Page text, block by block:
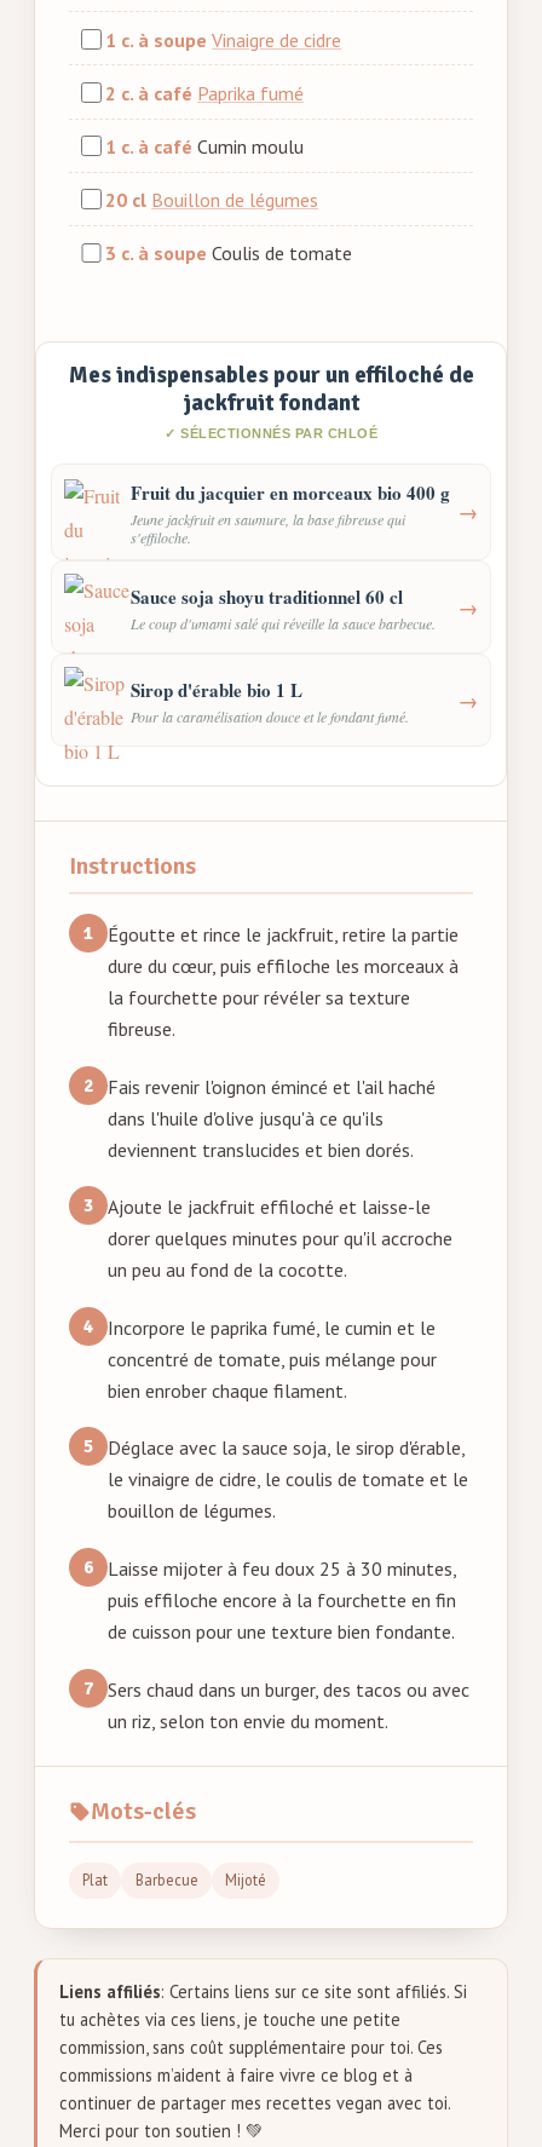
1 c. à soupe Vinaigre de cidre
2 c. à café Paprika fumé
1 c. à café Cumin moulu
20 cl Bouillon de légumes
3 c. à soupe Coulis de tomate
Mes indispensables pour un effiloché de
jackfruit fondant
✓ SÉLECTIONNÉS PAR CHLOÉ
Fruit du jacquier en morceaux bio 400 g
Jeune jackfruit en saumure, la base fibreuse qui
s'effiloche.
→
Sauce soja shoyu traditionnel 60 cl
Le coup d'umami salé qui réveille la sauce barbecue.
→
Sirop d'érable bio 1 L
Pour la caramélisation douce et le fondant fumé.
→
Instructions
Égoutte et rince le jackfruit, retire la partie
dure du cœur, puis effiloche les morceaux à
la fourchette pour révéler sa texture
fibreuse.
Fais revenir l'oignon émincé et l'ail haché
dans l'huile d'olive jusqu'à ce qu'ils
deviennent translucides et bien dorés.
Ajoute le jackfruit effiloché et laisse-le
dorer quelques minutes pour qu'il accroche
un peu au fond de la cocotte.
Incorpore le paprika fumé, le cumin et le
concentré de tomate, puis mélange pour
bien enrober chaque filament.
Déglace avec la sauce soja, le sirop d'érable,
le vinaigre de cidre, le coulis de tomate et le
bouillon de légumes.
Laisse mijoter à feu doux 25 à 30 minutes,
puis effiloche encore à la fourchette en fin
de cuisson pour une texture bien fondante.
Sers chaud dans un burger, des tacos ou avec
un riz, selon ton envie du moment.
Mots-clés
Plat Barbecue Mijoté
Liens affiliés: Certains liens sur ce site sont affiliés. Si
tu achètes via ces liens, je touche une petite
commission, sans coût supplémentaire pour toi. Ces
commissions m’aident à faire vivre ce blog et à
continuer de partager mes recettes vegan avec toi.
Merci pour ton soutien ! 💚